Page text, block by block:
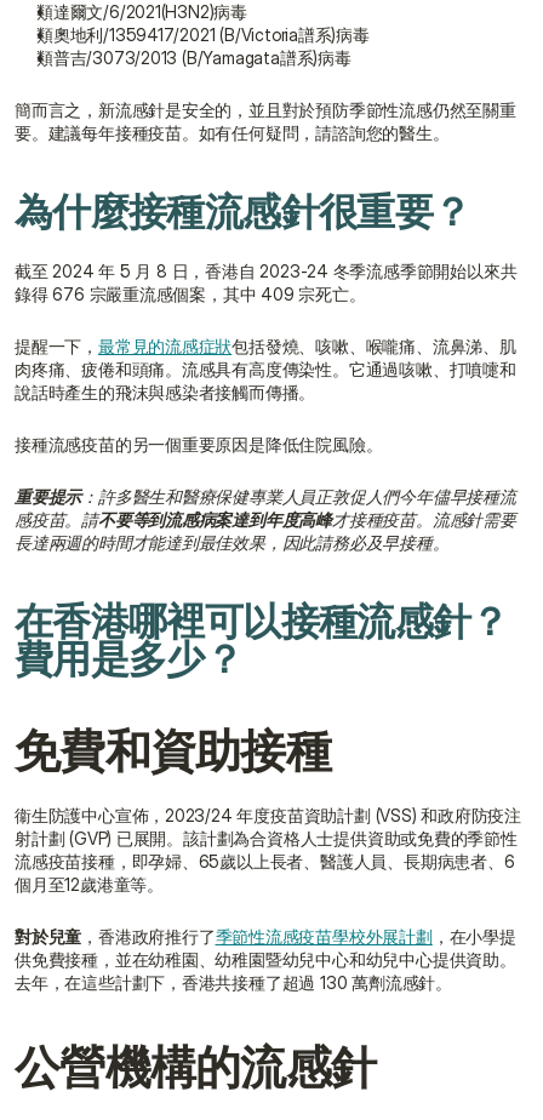
類達爾文/6/2021(H3N2)病毒
類奧地利/1359417/2021 (B/Victoria譜系)病毒
類普吉/3073/2013 (B/Yamagata譜系)病毒
簡而言之，新流感針是安全的，並且對於預防季節性流感仍然至關重
要。建議每年接種疫苗。如有任何疑問，請諮詢您的醫生。
為什麼接種流感針很重要？
截至 2024 年 5 月 8 日，香港自 2023-24 冬季流感季節開始以來共
錄得 676 宗嚴重流感個案，其中 409 宗死亡。
提醒一下， 最常見的流感症狀包括發燒、咳嗽、喉嚨痛、流鼻涕、肌
肉疼痛、疲倦和頭痛。流感具有高度傳染性。它通過咳嗽、打噴嚏和
說話時產生的飛沫與感染者接觸而傳播。
接種流感疫苗的另一個重要原因是降低住院風險。
重要提示：許多醫生和醫療保健專業人員正敦促人們今年儘早接種流
感疫苗。請不要等到流感病案達到年度高峰才接種疫苗。流感針需要
長達兩週的時間才能達到最佳效果，因此請務必及早接種。
在香港哪裡可以接種流感針？
費用是多少？
免費和資助接種
衞生防護中心宣佈，2023/24 年度疫苗資助計劃 (VSS) 和政府防疫注
射計劃 (GVP) 已展開。該計劃為合資格人士提供資助或免費的季節性
流感疫苗接種，即孕婦、65歲以上長者、醫護人員、長期病患者、6
個月至12歲港童等。
對於兒童 ，香港政府推行了季節性流感疫苗學校外展計劃 ，在小學提
供免費接種，並在幼稚園、幼稚園暨幼兒中心和幼兒中心提供資助。
去年，在這些計劃下，香港共接種了超過 130 萬劑流感針。
公營機構的流感針